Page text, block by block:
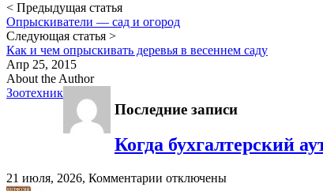
< Предыдущая статья
Опрыскиватели — сад и огород
Следующая статья >
Как и чем опрыскивать деревья в весеннем саду
Апр 25, 2015
About the Author
Зоотехник
Последние записи
Когда бухгалтерский
21 июля, 2026, Комментарии котключены